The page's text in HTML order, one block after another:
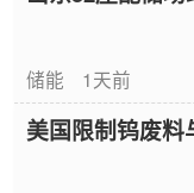
储能 1天前
美国限制钨废料